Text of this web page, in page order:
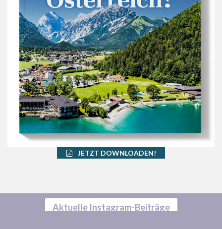
JETZT DOWNLOADEN!
Aktuelle Instagram-Beiträge